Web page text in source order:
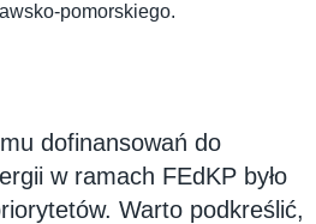
pomorskiego.
dofinansowań do
w ramach FEdKP było
Warto podkreślić,